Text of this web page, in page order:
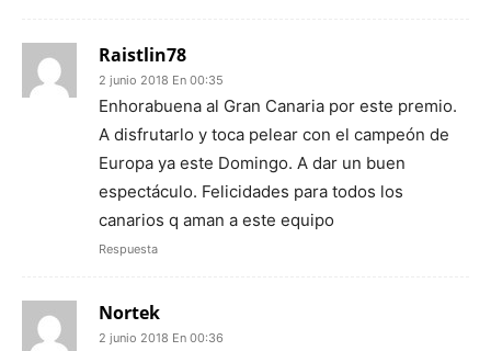
Raistlin78
2 junio 2018 En 00:35
Enhorabuena al Gran Canaria por este premio.
A disfrutarlo y toca pelear con el campeón de
Europa ya este Domingo. A dar un buen
espectáculo. Felicidades para todos los
canarios q aman a este equipo
Respuesta
Nortek
2 junio 2018 En 00:36